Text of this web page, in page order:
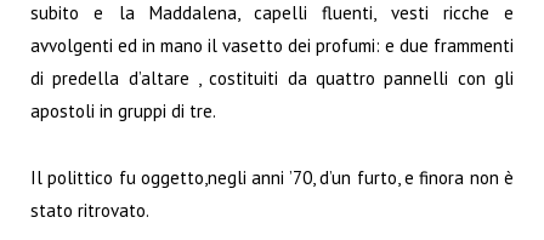
subito e la Maddalena, capelli fluenti, vesti ricche e
avvolgenti ed in mano il vasetto dei profumi: e due frammenti
di predella d’altare , costituiti da quattro pannelli con gli
apostoli in gruppi di tre.
Il polittico fu oggetto,negli anni ’70, d’un furto, e finora non è
stato ritrovato.